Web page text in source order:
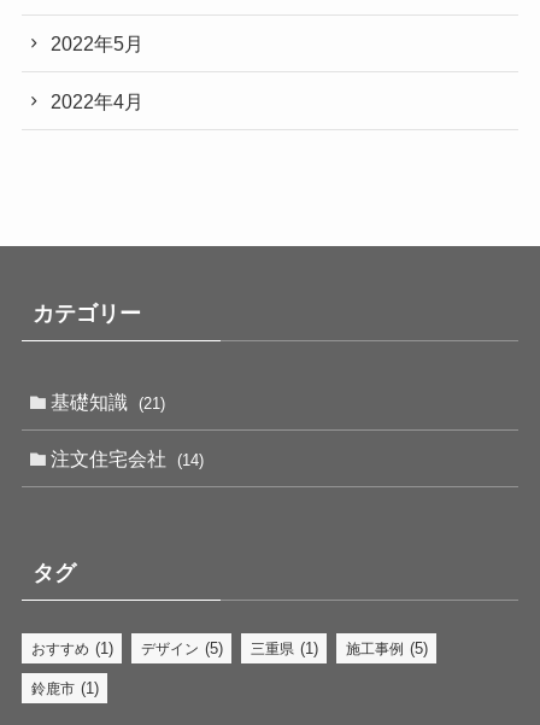
2022年5月
2022年4月
カテゴリー
基礎知識 (21)
注文住宅会社 (14)
タグ
おすすめ (1) デザイン (5) 三重県 (1) 施工事例 (5)
鈴鹿市 (1)